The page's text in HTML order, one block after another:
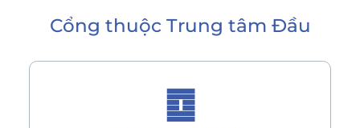
Cổng thuộc Trung tâm Đầu
䷼